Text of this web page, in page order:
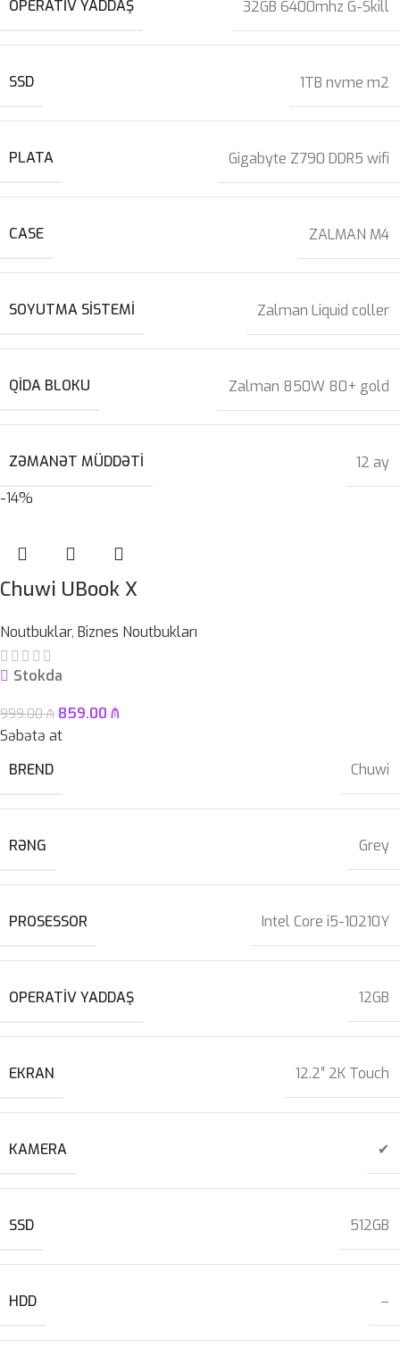
OPERATIV YADDAŞ 32GB 6400mhz G-Skill
SSD 1TB nvme m2
PLATA Gigabyte Z790 DDR5 wifi
CASE ZALMAN M4
SOYUTMA SISTEMI Zalman Liquid coller
QIDA BLOKU Zalman 850W 80+ gold
ZƏMANƏT MÜDDƏTI
12 ay
-14%
Chuwi UBook X
Noutbuklar, Biznes Noutbukları
Stokda
999.00₼ 859.00 ₼
Səbətə at
BREND
Chuwi
RƏNG Grey
PROSESSOR Intel Core i5-10210Y
OPERATIV YADDAŞ 12GB
EKRAN 12.2″ 2K Touch
KAMERA ✔
SSD 512GB
HDD –